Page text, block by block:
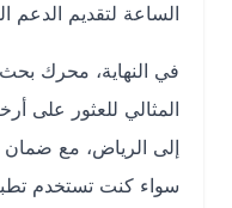
الساعة لتقديم الدعم الفوري.
في النهاية، محرك بحث
المثالي للعثور على أرخص
إلى الرياض، مع ضمان